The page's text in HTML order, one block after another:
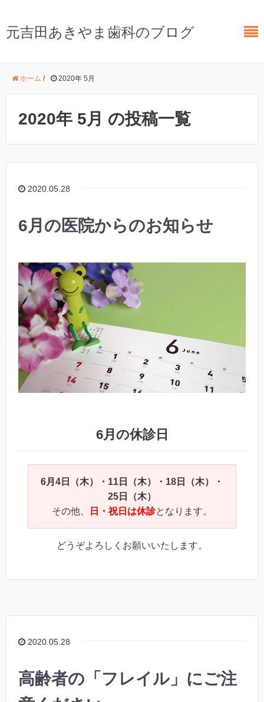
元吉田あきやま歯科のブログ
ホーム / 2020年 5月
2020年 5月 の投稿一覧
2020.05.28
6月の医院からのお知らせ
6月の休診日
6月4日（木）・11日（木）・18日（木）・
25日（木）
その他、
日・祝日は休診となります。
どうぞよろしくお願いいたします。
2020.05.28
高齢者の「フレイル」にご注